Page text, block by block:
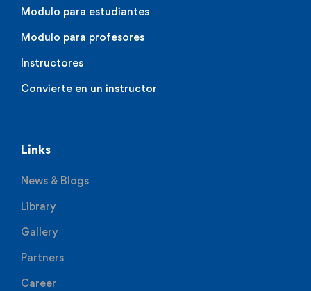
Modulo para estudiantes
Modulo para profesores
Instructores
Convierte en un instructor
Links
News & Blogs
Library
Gallery
Partners
Career